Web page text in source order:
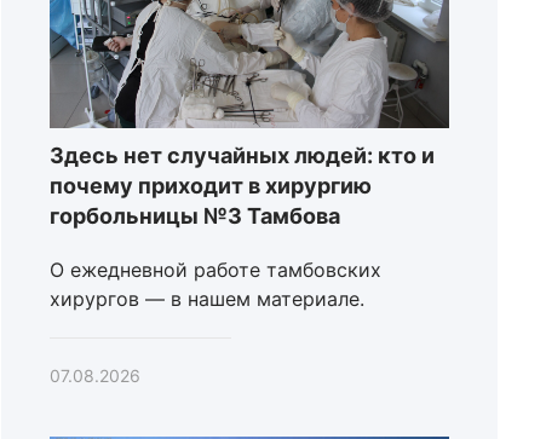
Здесь нет случайных людей: кто и
почему приходит в хирургию
горбольницы №3 Тамбова
О ежедневной работе тамбовских
хирургов — в нашем материале.
07.08.2026